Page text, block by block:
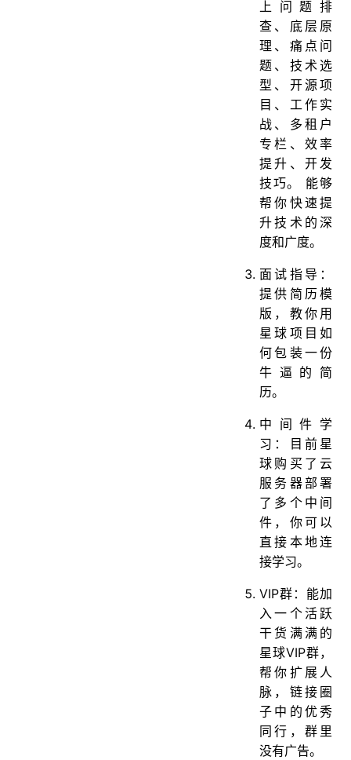
上问题排
查、底层原
理、痛点问
题、技术选
型、开源项
目、工作实
战、多租户
专栏、效率
提升、开发
技巧。 能够
帮你快速提
升技术的深
度和广度。
面试指导：
提供简历模
版，教你用
星球项目如
何包装一份
牛逼的简
历。
中间件学
习：目前星
球购买了云
服务器部署
了多个中间
件，你可以
直接本地连
接学习。
VIP群：能加
入一个活跃
干货满满的
星球VIP群，
帮你扩展人
脉，链接圈
子中的优秀
同行，群里
没有广告。